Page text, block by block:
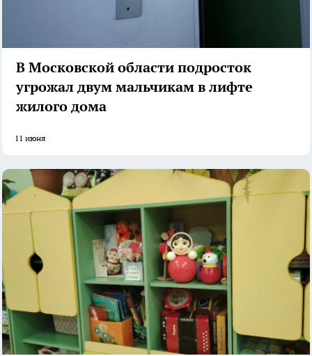
В Московской области подросток
угрожал двум мальчикам в лифте
жилого дома
11 июня